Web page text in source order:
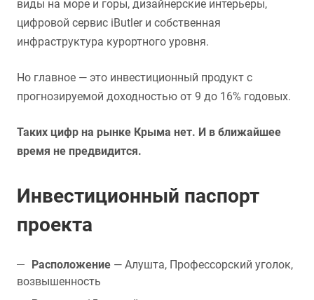
виды на море и горы, дизайнерские интерьеры,
цифровой сервис iButler и собственная
инфраструктура курортного уровня.
Но главное — это инвестиционный продукт с
прогнозируемой доходностью от 9 до 16% годовых.
Таких цифр на рынке Крыма нет. И в ближайшее
время не предвидится.
Инвестиционный паспорт
проекта
Расположение — Алушта, Профессорский уголок,
возвышенность